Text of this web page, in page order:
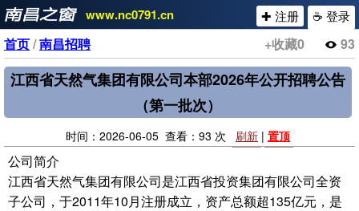
www.nc0791.cn ☕ 登录
✚ 注册
+收藏0 93
首页/南昌招聘
江西省天然气集团有限公司本部2026年公开招聘公告
（第一批次）
时间：2026-06-05 查看：93 次 刷新 | 置顶
公司简介
江西省天然气集团有限公司是江西省投资集团有限公司全资
子公司，于2011年10月注册成立，资产总额超135亿元，是